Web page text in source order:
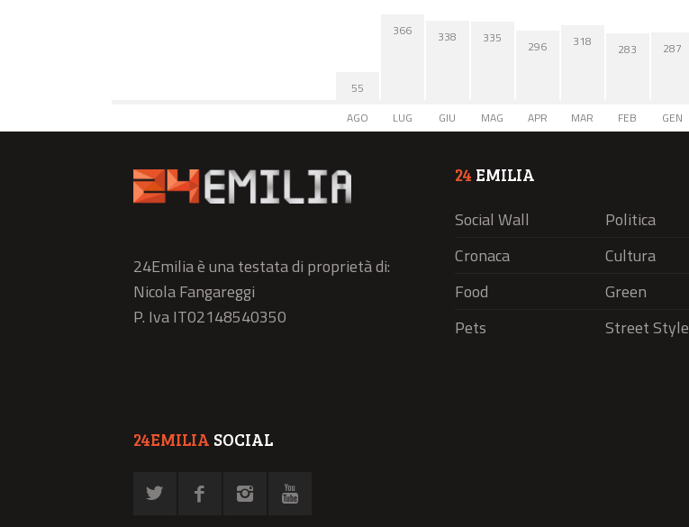
55
AGO
366
LUG
338
GIU
335
MAG
296
APR
318
MAR
283
FEB
287
GEN
24Emilia è una testata di proprietà di:
Nicola Fangareggi
P. Iva IT02148540350
24 EMILIA
Social Wall
Politica
Cronaca
Cultura
Food
Green
Pets
Street Style
24EMILIA SOCIAL